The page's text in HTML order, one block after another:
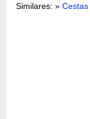
Similares: »